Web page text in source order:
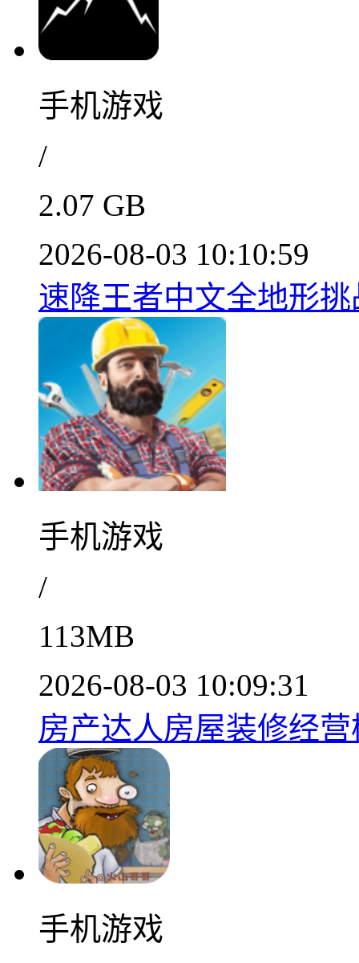
手机游戏
/
2.07 GB
2026-08-03 10:10:59
速降王者中文全地形挑
手机游戏
/
113MB
2026-08-03 10:09:31
房产达人房屋装修经
手机游戏